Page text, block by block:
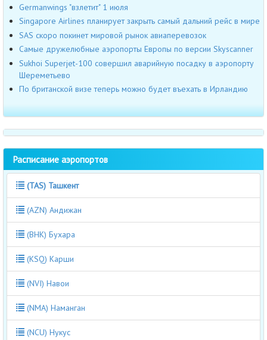
Germanwings "взлетит" 1 июля
Singapore Airlines планирует закрыть самый дальний рейс в мире
SAS скоро покинет мировой рынок авиаперевозок
Самые дружелюбные аэропорты Европы по версии Skyscanner
Sukhoi Superjet-100 совершил аварийную посадку в аэропорту
Шереметьево
По британской визе теперь можно будет въехать в Ирландию
Расписание аэропортов
(TAS) Ташкент
(AZN) Андижан
(BHK) Бухара
(KSQ) Карши
(NVI) Навои
(NMA) Наманган
(NCU) Нукус